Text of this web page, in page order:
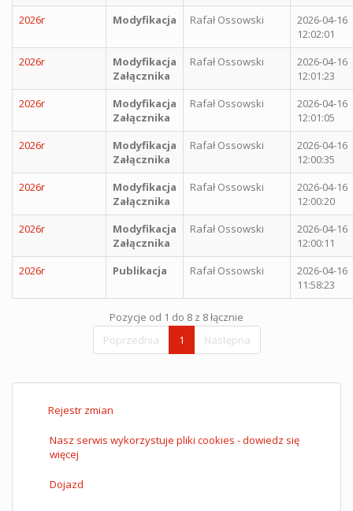
2026r
Modyfikacja Rafał Ossowski
2026-04-16
12:02:01
2026r
Modyfikacja
Załącznika
Rafał Ossowski
2026-04-16
12:01:23
2026r
Modyfikacja
Załącznika
Rafał Ossowski
2026-04-16
12:01:05
2026r
Modyfikacja
Załącznika
Rafał Ossowski
2026-04-16
12:00:35
2026r
Modyfikacja
Załącznika
Rafał Ossowski
2026-04-16
12:00:20
2026r
Modyfikacja
Załącznika
Rafał Ossowski
2026-04-16
12:00:11
2026r
Publikacja Rafał Ossowski
2026-04-16
11:58:23
Pozycje od 1 do 8 z 8 łącznie
Poprzednia
1 Następna
Rejestr zmian
Nasz serwis wykorzystuje pliki cookies - dowiedz się
więcej
Dojazd